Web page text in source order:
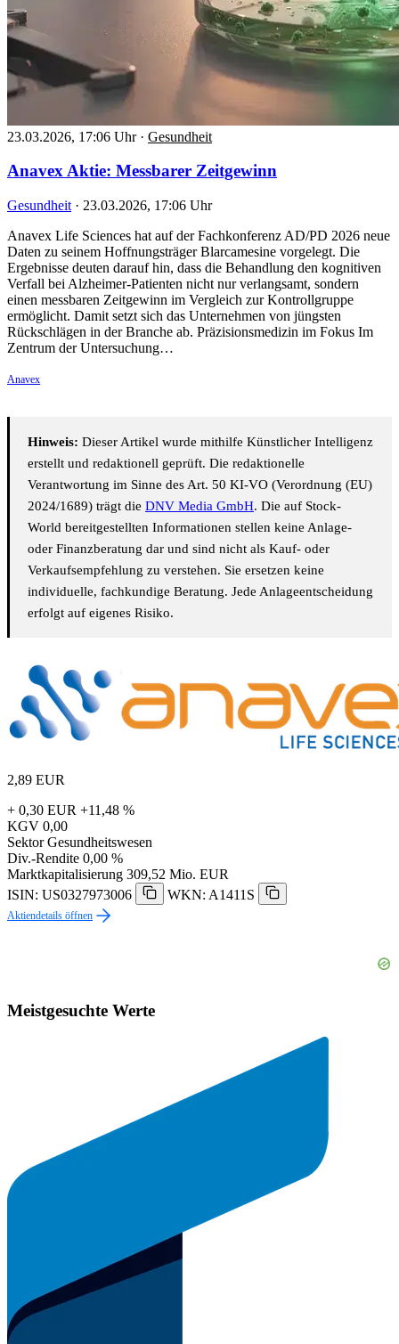
23.03.2026, 17:06 Uhr · Gesundheit
Anavex Aktie: Messbarer Zeitgewinn
Gesundheit · 23.03.2026, 17:06 Uhr
Anavex Life Sciences hat auf der Fachkonferenz AD/PD 2026 neue
Daten zu seinem Hoffnungsträger Blarcamesine vorgelegt. Die
Ergebnisse deuten darauf hin, dass die Behandlung den kognitiven
Verfall bei Alzheimer-Patienten nicht nur verlangsamt, sondern
einen messbaren Zeitgewinn im Vergleich zur Kontrollgruppe
ermöglicht. Damit setzt sich das Unternehmen von jüngsten
Rückschlägen in der Branche ab. Präzisionsmedizin im Fokus Im
Zentrum der Untersuchung…
Anavex
Hinweis: Dieser Artikel wurde mithilfe Künstlicher Intelligenz
erstellt und redaktionell geprüft. Die redaktionelle
Verantwortung im Sinne des Art. 50 KI-VO (Verordnung (EU)
2024/1689) trägt die DNV Media GmbH. Die auf Stock-
World bereitgestellten Informationen stellen keine Anlage-
oder Finanzberatung dar und sind nicht als Kauf- oder
Verkaufsempfehlung zu verstehen. Sie ersetzen keine
individuelle, fachkundige Beratung. Jede Anlageentscheidung
erfolgt auf eigenes Risiko.
2,89 EUR
+ 0,30 EUR +11,48 %
KGV 0,00
Sektor Gesundheitswesen
Div.-Rendite 0,00 %
Marktkapitalisierung 309,52 Mio. EUR
ISIN: US0327973006
WKN: A1411S
Aktiendetails öffnen
Meistgesuchte Werte